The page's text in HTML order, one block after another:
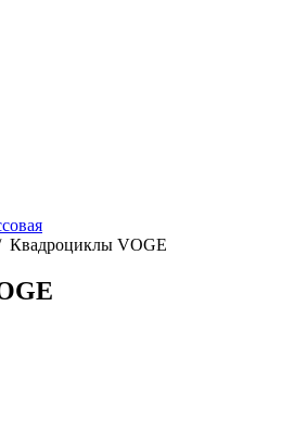
Квадроциклы VOGE